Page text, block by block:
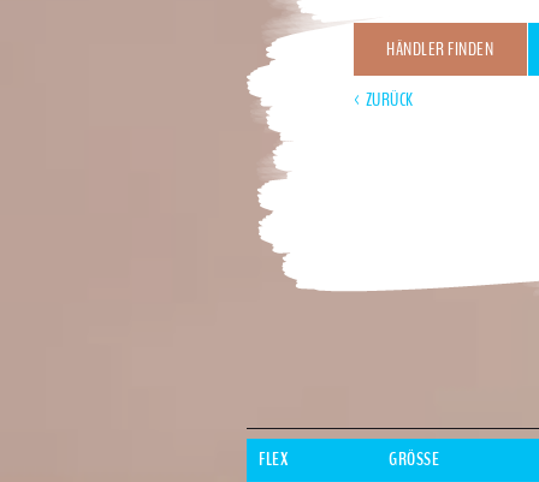
HÄNDLER FINDEN
< ZURÜCK
FLEX GRÖSSE